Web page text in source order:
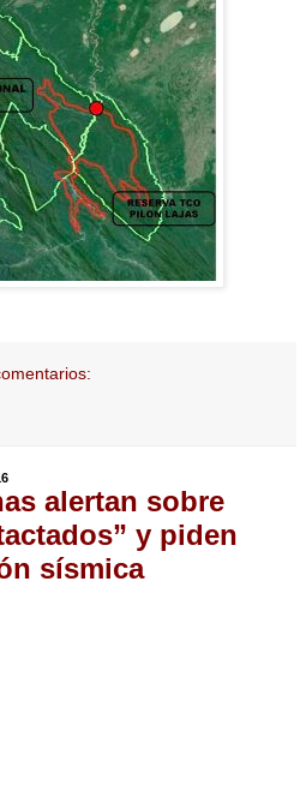
alertan sobre
y piden
sísmica